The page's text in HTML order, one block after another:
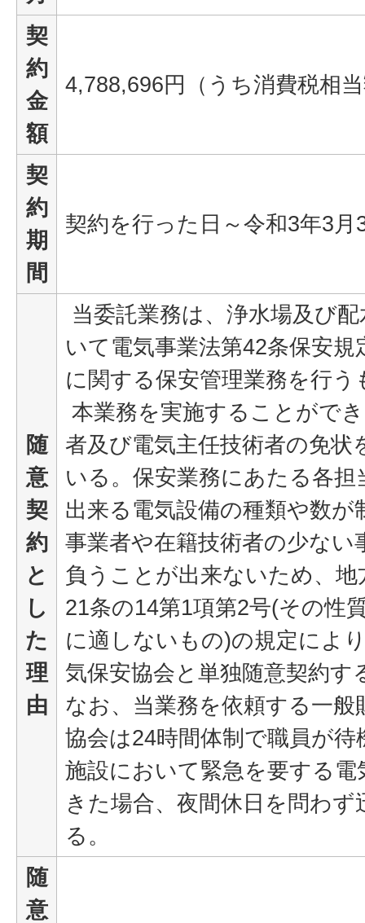
契
約
金
額
4,788,696円（うち消費税相
契
約
期
間
契約を行った日～令和3年3月
随
意
契
約
と
し
た
理
由
当委託業務は、浄水場及び
いて電気事業法第42条保安
に関する保安管理業務を行う
本業務を実施することがで
者及び電気主任技術者の免
いる。保安業務にあたる各
出来る電気設備の種類や数
事業者や在籍技術者の少ない
負うことが出来ないため、地
21条の14第1項第2号(その性
に適しないもの)の規定によ
気保安協会と単独随意契約す
なお、当業務を依頼する一般
協会は24時間体制で職員が
施設において緊急を要する
きた場合、夜間休日を問わ
る。
随
意